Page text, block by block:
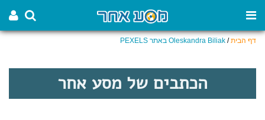
דף הבית/ Oleskandra Biliak באתר PEXELS
הכתבים של מסע אחר